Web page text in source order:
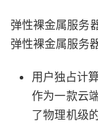
弹性裸金属服务
弹性裸金属服务
用户独占计
作为一款云
了物理机级